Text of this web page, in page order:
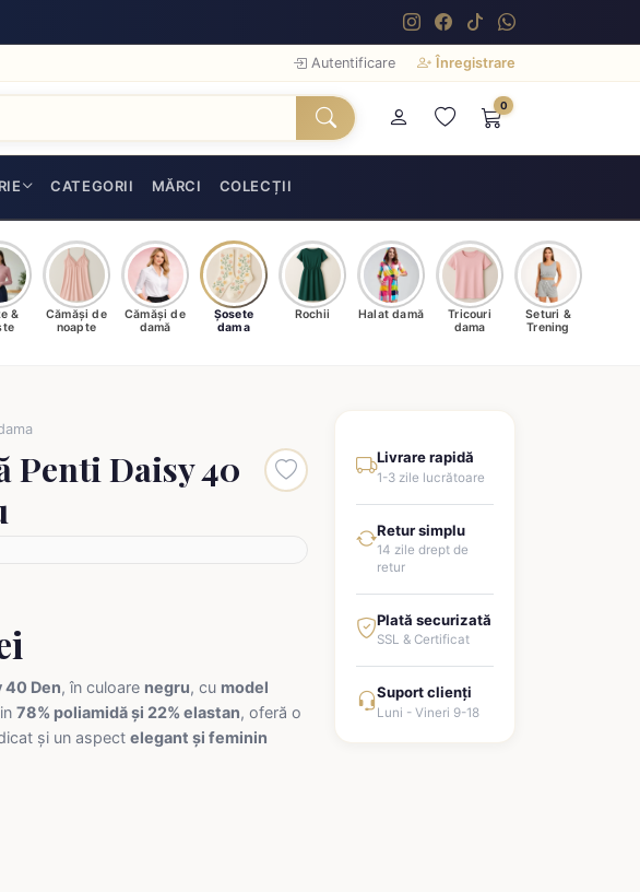
Autentificare Înregistrare
0
CATEGORII MĂRCI COLECȚII
&
Cămăși de
noapte
Cămăși de
damă
Șosete
dama
Rochii Halat damă
Tricouri
dama
Seturi &
Trening
Penti Daisy 40
40 Den, în culoare negru, cu model
78% poliamidă și 22% elastan, oferă o
și un aspect elegant și feminin
Livrare rapidă
1-3 zile lucrătoare
Retur simplu
14 zile drept de
retur
Plată securizată
SSL & Certificat
Suport clienți
Luni - Vineri 9-18